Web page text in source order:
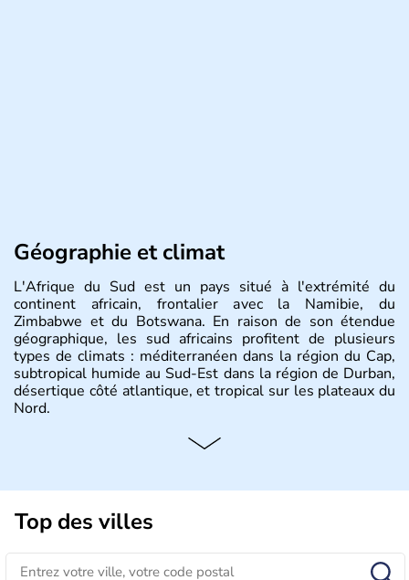
Géographie et climat
L'Afrique du Sud est un pays situé à l'extrémité du
continent africain, frontalier avec la Namibie, du
Zimbabwe et du Botswana. En raison de son étendue
géographique, les sud africains profitent de plusieurs
types de climats : méditerranéen dans la région du Cap,
subtropical humide au Sud-Est dans la région de Durban,
désertique côté atlantique, et tropical sur les plateaux du
Nord.
Histoire et administration
du Sud a connu une évolution démocratique avec
l'accession au pouvoir de l'ancien prisonnier Nelson
Mandela. Sa capitale administrative est aujourd'hui
Pretoria. L'Afrique du Sud est riche en ressources
minières, notamment avec l'or et le charbon.
Top des villes